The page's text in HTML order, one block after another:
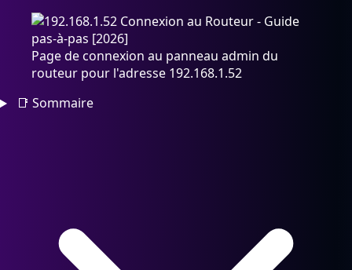
Page de connexion au panneau admin du
routeur pour l'adresse 192.168.1.52
📑 Sommaire